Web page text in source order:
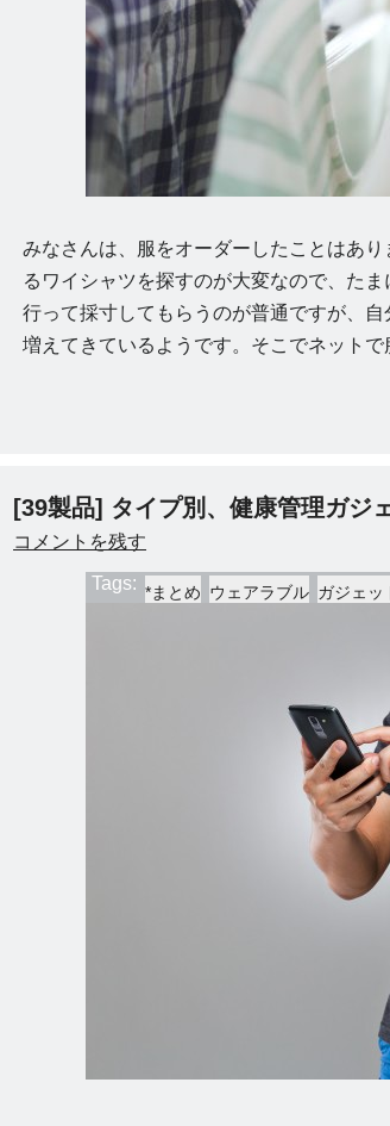
みなさんは、服をオーダーしたことはあ
るワイシャツを探すのが大変なので、た
行って採寸してもらうのが普通ですが、
増えてきているようです。そこでネット
[39製品] タイプ別、健康管理ガジ
コメントを残す
Tags: *まとめ ウェアラブル ガジェッ